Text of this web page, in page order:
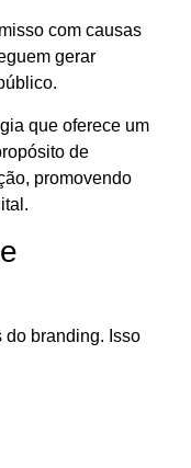
com causas
gerar
que oferece um
de
promovendo
do branding. Isso